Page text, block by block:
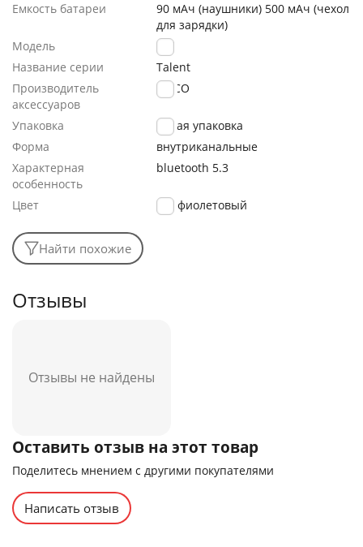
Емкость батареи
90 мАч (наушники) 500 мАч (чехол
для зарядки)
Модель
EA3
Название серии
Talent
Производитель
аксессуаров
HOCO
Упаковка
мятая упаковка
Форма
внутриканальные
Характерная
особенность
bluetooth 5.3
Цвет фиолетовый
Найти похожие
Отзывы
Отзывы не найдены
Оставить отзыв на этот товар
Поделитесь мнением с другими покупателями
Написать отзыв